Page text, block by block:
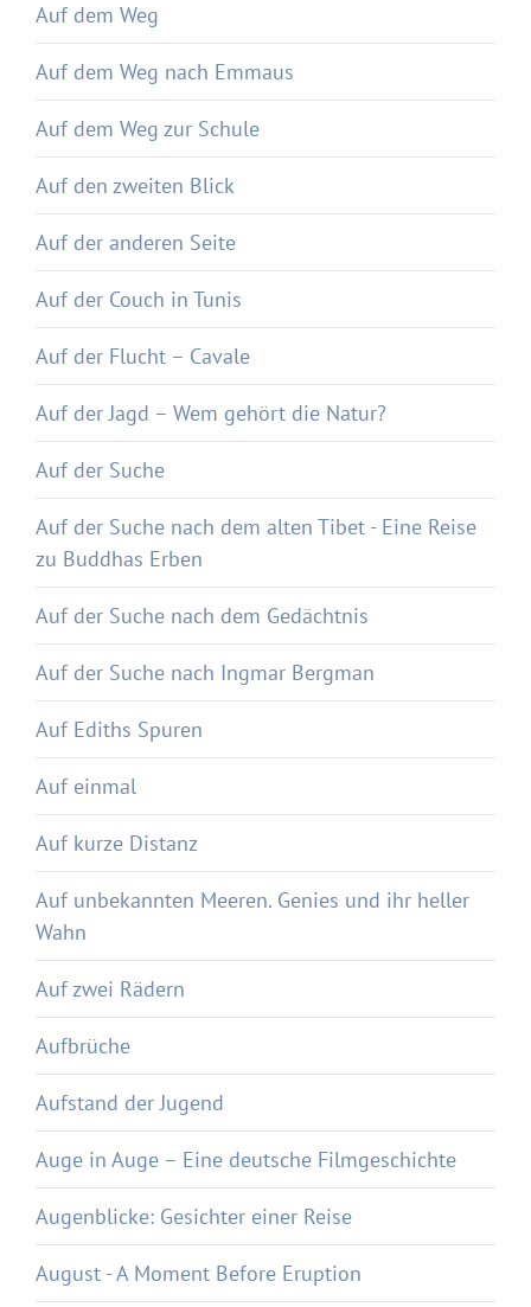
Auf dem Weg
Auf dem Weg nach Emmaus
Auf dem Weg zur Schule
Auf den zweiten Blick
Auf der anderen Seite
Auf der Couch in Tunis
Auf der Flucht – Cavale
Auf der Jagd – Wem gehört die Natur?
Auf der Suche
Auf der Suche nach dem alten Tibet - Eine Reise
zu Buddhas Erben
Auf der Suche nach dem Gedächtnis
Auf der Suche nach Ingmar Bergman
Auf Ediths Spuren
Auf einmal
Auf kurze Distanz
Auf unbekannten Meeren. Genies und ihr heller
Wahn
Auf zwei Rädern
Aufbrüche
Aufstand der Jugend
Auge in Auge – Eine deutsche Filmgeschichte
Augenblicke: Gesichter einer Reise
August - A Moment Before Eruption